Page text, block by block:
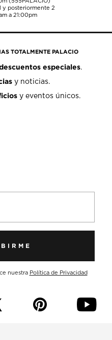
y posteriormente 2
a 21:00pm
TOTALMENTE PALACIO
especiales.
y noticias.
y eventos únicos.
nuestra Política de Privacidad
p y